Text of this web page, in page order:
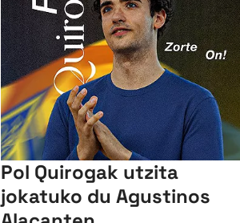
Pol Quirogak utzita
jokatuko du Agustinos